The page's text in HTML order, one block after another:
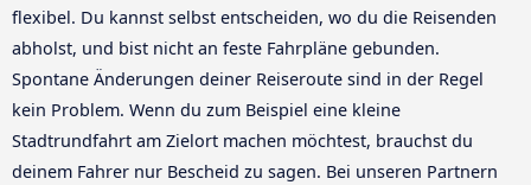
flexibel. Du kannst selbst entscheiden, wo du die Reisenden
abholst, und bist nicht an feste Fahrpläne gebunden.
Spontane Änderungen deiner Reiseroute sind in der Regel
kein Problem. Wenn du zum Beispiel eine kleine
Stadtrundfahrt am Zielort machen möchtest, brauchst du
deinem Fahrer nur Bescheid zu sagen. Bei unseren Partnern